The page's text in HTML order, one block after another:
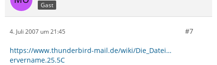
Gast
4. Juli 2007 um 21:45 #7
https://www.thunderbird-mail.de/wiki/Die_Datei…
ervername.25.5C